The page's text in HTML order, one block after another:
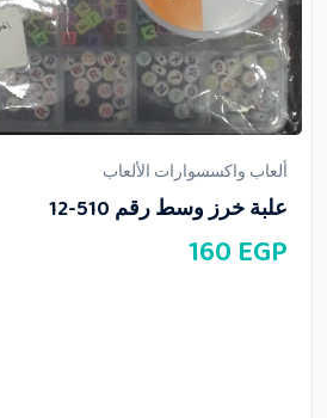
ألعاب واكسسوارات الألعاب
علبة خرز وسط رقم 510-12
160 EGP